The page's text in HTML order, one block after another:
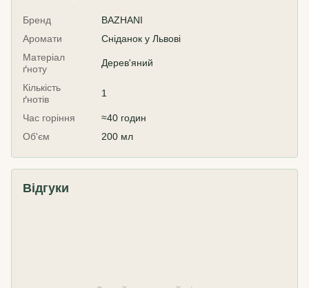
Бренд
BAZHANI
Аромати
Сніданок у Львові
Матеріал
ґноту
Дерев'яний
Кількість
ґнотів
1
Час горіння
≈40 годин
Об'єм
200 мл
Відгуки